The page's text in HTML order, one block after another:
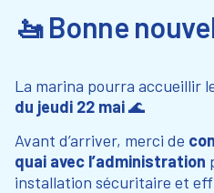
🚤 Bonne
La marina pourra accueillir
du jeudi 22 mai🌊
Avant d’arriver, merci de
quai avec l’administration
installation sécuritaire et